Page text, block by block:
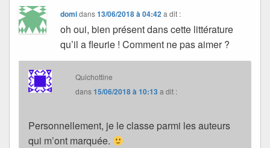
domidans13/06/2018 à 04:42 a dit :
oh oui, bien présent dans cette littérature
qu’il a fleurie ! Comment ne pas aimer ?
Quichottine
dans15/06/2018 à 10:13 a dit :
Personnellement, je le classe parmi les auteurs
qui m’ont marquée.